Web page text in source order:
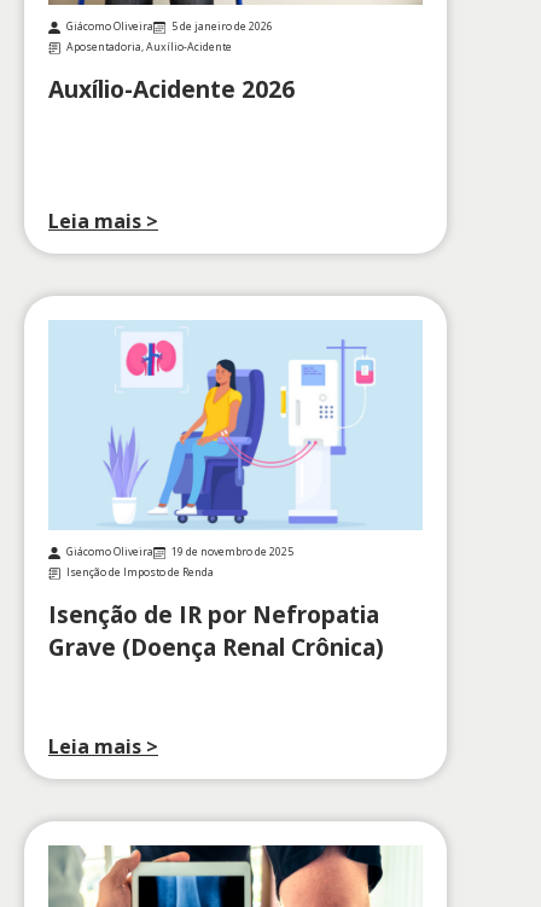
Giácomo Oliveira
5 de janeiro de 2026
Aposentadoria,Auxílio-Acidente
Auxílio-Acidente 2026
Leia mais >
Giácomo Oliveira
19 de novembro de 2025
Isenção de Imposto de Renda
Isenção de IR por Nefropatia
Grave (Doença Renal Crônica)
Leia mais >